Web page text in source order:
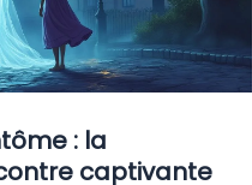
: la
captivante